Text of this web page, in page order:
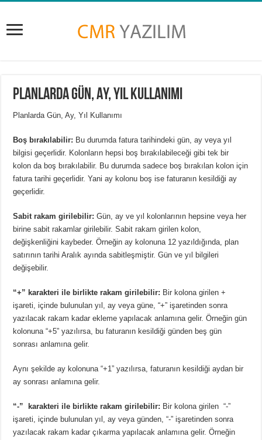
Planlarda Gün, Ay, Yıl Kullanımı
Planlarda Gün, Ay, Yıl Kullanımı
Boş bırakılabilir: Bu durumda fatura tarihindeki gün, ay veya yıl
bilgisi geçerlidir. Kolonların hepsi boş bırakılabileceği gibi tek bir
kolon da boş bırakılabilir. Bu durumda sadece boş bırakılan kolon için
fatura tarihi geçerlidir. Yani ay kolonu boş ise faturanın kesildiği ay
geçerlidir.
Sabit rakam girilebilir:Gün, ay ve yıl kolonlarının hepsine veya her
birine sabit rakamlar girilebilir. Sabit rakam girilen kolon,
değişkenliğini kaybeder. Örneğin ay kolonuna 12 yazıldığında, plan
satırının tarihi Aralık ayında sabitleşmiştir. Gün ve yıl bilgileri
değişebilir.
“+” karakteri ile birlikte rakam girilebilir: Bir kolona girilen +
işareti, içinde bulunulan yıl, ay veya güne, “+” işaretinden sonra
yazılacak rakam kadar ekleme yapılacak anlamına gelir. Örneğin gün
kolonuna “+5” yazılırsa, bu faturanın kesildiği günden beş gün
sonrası anlamına gelir.
Aynı şekilde ay kolonuna “+1” yazılırsa, faturanın kesildiği aydan bir
ay sonrası anlamına gelir.
“-” karakteri ile birlikte rakam girilebilir: Bir kolona girilen “-”
işareti, içinde bulunulan yıl, ay veya günden, “-” işaretinden sonra
yazılacak rakam kadar çıkarma yapılacak anlamına gelir. Örneğin